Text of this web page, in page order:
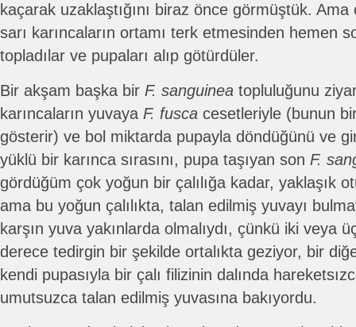
kaçarak uzaklaştığını biraz önce görmüştük.
sarı karıncaların ortamı terk etmesinden hemen
topladılar ve pupaları alıp götürdüler.
Bir akşam başka bir F. sanguinea topluluğunu
karıncaların yuvaya F. fusca cesetleriyle (bunun
gösterir) ve bol miktarda pupayla döndüğünü ve
yüklü bir karınca sırasını, pupa taşıyan son F.
gördüğüm çok yoğun bir çalılığa kadar, yaklaşık
ama bu yoğun çalılıkta, talan edilmiş yuvayı
karşın yuva yakınlarda olmalıydı, çünkü iki veya
derece tedirgin bir şekilde ortalıkta geziyor, bir
kendi pupasıyla bir çalı filizinin dalında
umutsuzca talan edilmiş yuvasına bakıyordu.